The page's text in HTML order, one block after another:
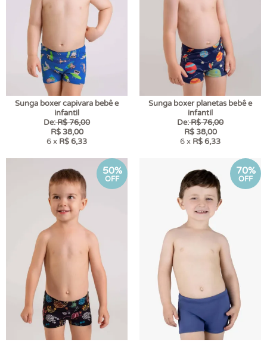
Sunga boxer capivara bebê e
infantil
De:R$ 76,00
R$ 38,00
6 x R$ 6,33
Sunga boxer planetas bebê e
infantil
De:R$ 76,00
R$ 38,00
6 x R$ 6,33
50%
OFF
70%
OFF